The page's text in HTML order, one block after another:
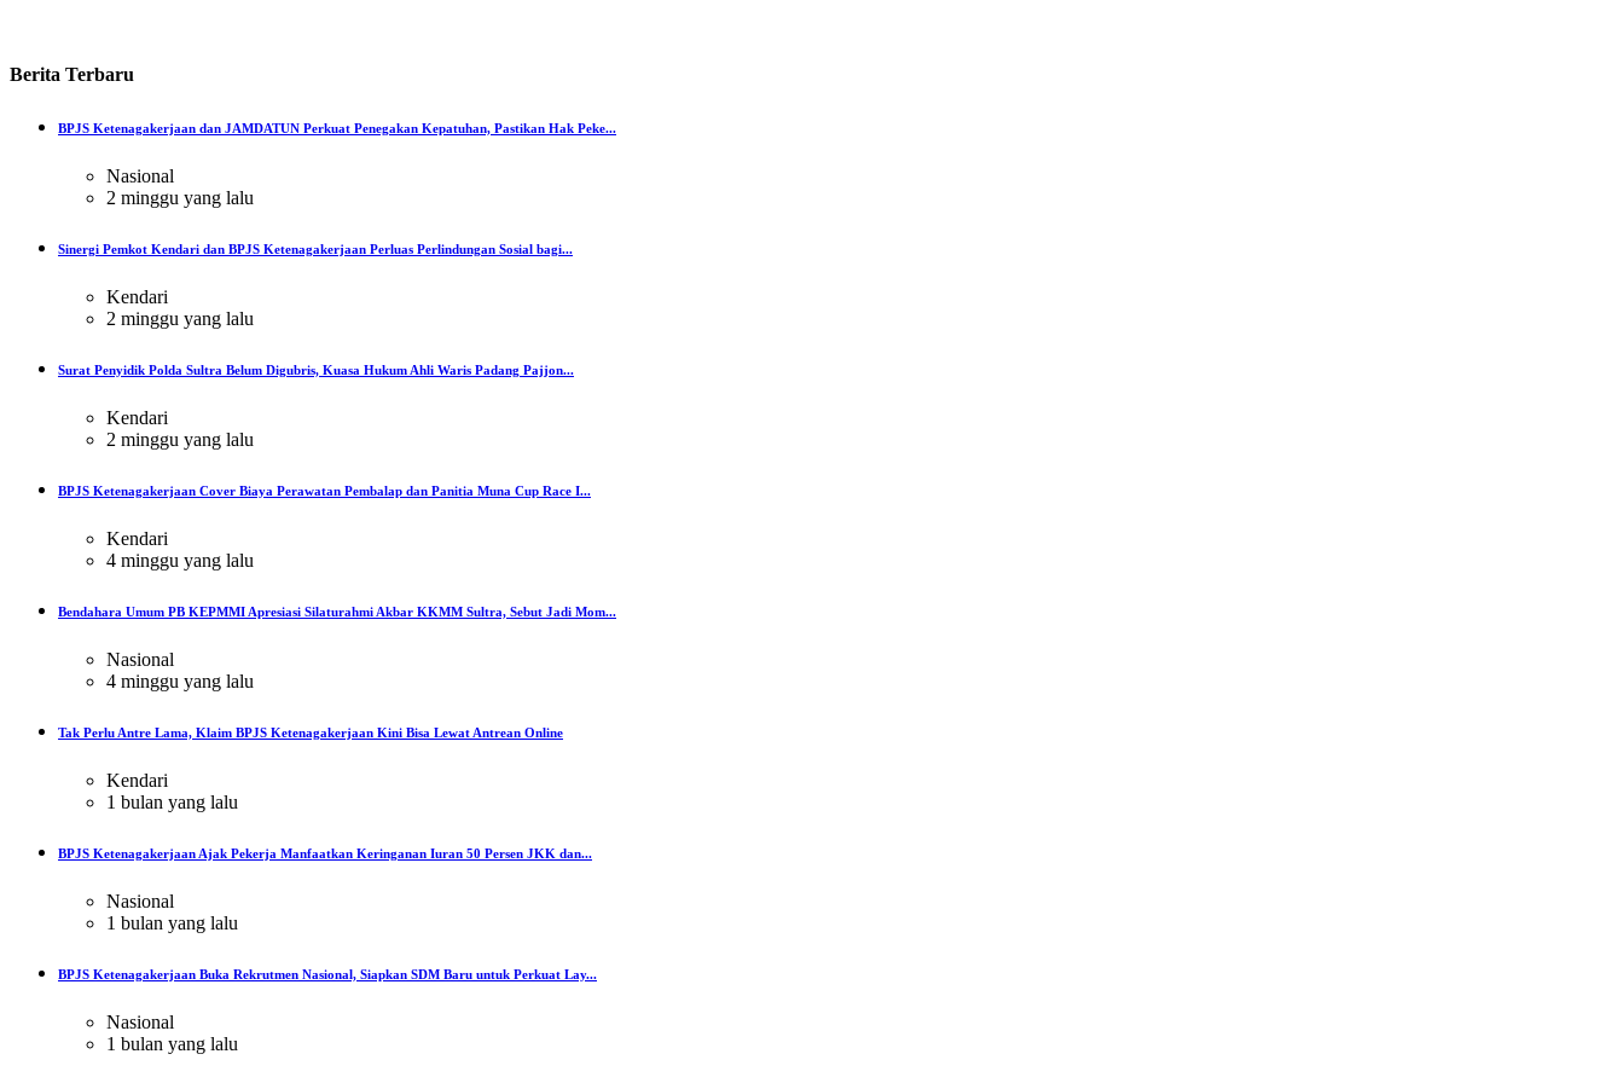
Berita Terbaru
BPJS Ketenagakerjaan dan JAMDATUN Perkuat Penegakan Kepatuhan, Pastikan Hak Peke...
Nasional
2 minggu yang lalu
Sinergi Pemkot Kendari dan BPJS Ketenagakerjaan Perluas Perlindungan Sosial bagi...
Kendari
2 minggu yang lalu
Surat Penyidik Polda Sultra Belum Digubris, Kuasa Hukum Ahli Waris Padang Pajjon...
Kendari
2 minggu yang lalu
BPJS Ketenagakerjaan Cover Biaya Perawatan Pembalap dan Panitia Muna Cup Race I...
Kendari
4 minggu yang lalu
Bendahara Umum PB KEPMMI Apresiasi Silaturahmi Akbar KKMM Sultra, Sebut Jadi Mom...
Nasional
4 minggu yang lalu
Tak Perlu Antre Lama, Klaim BPJS Ketenagakerjaan Kini Bisa Lewat Antrean Online
Kendari
1 bulan yang lalu
BPJS Ketenagakerjaan Ajak Pekerja Manfaatkan Keringanan Iuran 50 Persen JKK dan...
Nasional
1 bulan yang lalu
BPJS Ketenagakerjaan Buka Rekrutmen Nasional, Siapkan SDM Baru untuk Perkuat Lay...
Nasional
1 bulan yang lalu